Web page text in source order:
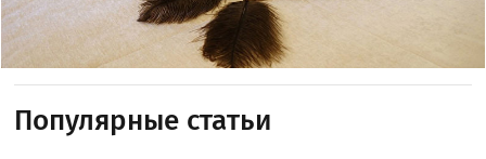
Популярные статьи